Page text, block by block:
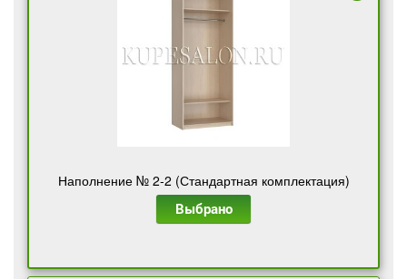
Наполнение № 2-2 (Стандартная комплектация)
Выбрано